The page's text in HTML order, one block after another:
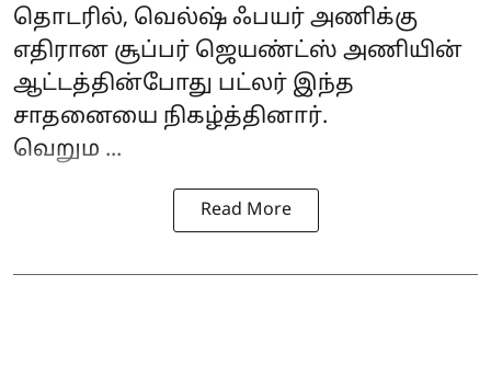
தொடரில், வெல்ஷ் ஃபயர் அணிக்கு
எதிரான சூப்பர் ஜெயண்ட்ஸ் அணியின்
ஆட்டத்தின்போது பட்லர் இந்த
சாதனையை நிகழ்த்தினார்.
வெறும ...
Read More